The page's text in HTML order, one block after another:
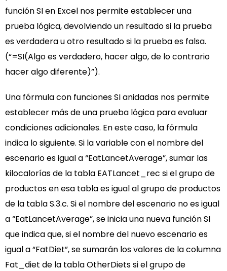
función SI en Excel nos permite establecer una
prueba lógica, devolviendo un resultado si la prueba
es verdadera u otro resultado si la prueba es falsa.
(“=SI(Algo es verdadero, hacer algo, de lo contrario
hacer algo diferente)”).
Una fórmula con funciones SI anidadas nos permite
establecer más de una prueba lógica para evaluar
condiciones adicionales. En este caso, la fórmula
indica lo siguiente. Si la variable con el nombre del
escenario es igual a “EatLancetAverage”, sumar las
kilocalorías de la tabla EATLancet_rec si el grupo de
productos en esa tabla es igual al grupo de productos
de la tabla S.3.c. Si el nombre del escenario no es igual
a “EatLancetAverage”, se inicia una nueva función SI
que indica que, si el nombre del nuevo escenario es
igual a “FatDiet”, se sumarán los valores de la columna
Fat_diet de la tabla OtherDiets si el grupo de